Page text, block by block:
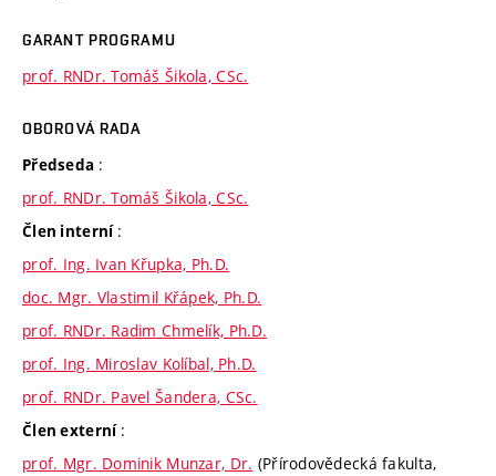
GARANT PROGRAMU
prof. RNDr. Tomáš Šikola, CSc.
OBOROVÁ RADA
Předseda :
prof. RNDr. Tomáš Šikola, CSc.
Člen interní :
prof. Ing. Ivan Křupka, Ph.D.
doc. Mgr. Vlastimil Křápek, Ph.D.
prof. RNDr. Radim Chmelík, Ph.D.
prof. Ing. Miroslav Kolíbal, Ph.D.
prof. RNDr. Pavel Šandera, CSc.
Člen externí :
prof. Mgr. Dominik Munzar, Dr. (Přírodovědecká fakulta,